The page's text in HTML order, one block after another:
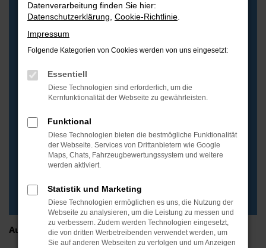
Ausbildung zum Automobilkaufmann (m/w/d)
Datenverarbeitung finden Sie hier:
Datenschutzerklärung Cookie-Richtlinie
Impressum
Folgende Kategorien von Cookies werden von uns eingesetzt:
Essentiell
Diese Technologien sind erforderlich, um die
Kernfunktionalität der Webseite zu gewährleisten.
Funktional
Diese Technologien bieten die bestmögliche Funktionalität
der Webseite. Services von Drittanbietern wie Google
Maps, Chats, Fahrzeugbewertungssystem und weitere
werden aktiviert.
Statistik und Marketing
Diese Technologien ermöglichen es uns, die Nutzung der
Webseite zu analysieren, um die Leistung zu messen und
zu verbessern. Zudem werden Technologien eingesetzt,
die von dritten Werbetreibenden verwendet werden, um
Sie auf anderen Webseiten zu verfolgen und um Anzeigen